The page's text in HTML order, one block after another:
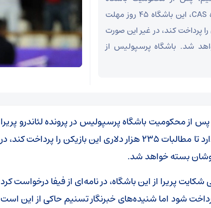
پرسپولیس در پرونده لئاندرو پریرا در دادگاه CAS، این باشگاه ۴۵ روز مهلت
این بازیکن را پرداخت کند، در غیر این صورت
شد. باشگاه پرسپولیس از
از محکومیت باشگاه پرسپولیس در پرونده لئاندرو پریرا
در دادگاه CAS، این باشگاه ۴۵ روز مهلت دارد تا مطالبات ۲۳۵ هزار دلاری این بازیکن را پرداخت کند، در
بسته خواهد شد.
پریرا از این باشگاه، در نامه‌ای از فیفا درخواست کرد
شود اما شنیده‌های خبرنگار تسنیم حاکی از این است